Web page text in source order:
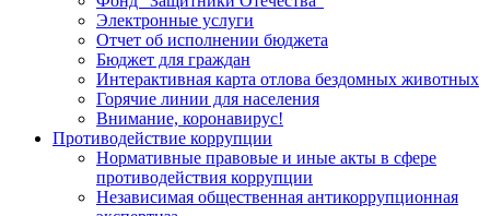
Электронные услуги
Отчет об исполнении бюджета
Бюджет для граждан
Интерактивная карта отлова бездомных животных
Горячие линии для населения
Внимание, коронавирус!
Противодействие коррупции
Нормативные правовые и иные акты в сфере
противодействия коррупции
Независимая общественная антикоррупционная